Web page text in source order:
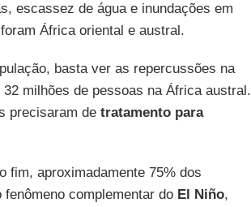
escassez de água e inundações em
África oriental e austral.
basta ver as repercussões na
milhões de pessoas na África austral.
precisaram de tratamento para
fim, aproximadamente 75% dos
complementar do El Niño,